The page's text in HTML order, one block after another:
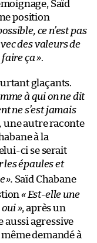
Saïd
position
ce n’est pas
des valeurs de
ça ».
glaçants.
à qui on ne dit
ne s’est jamais
une autre raconte
à la
ci se serait
les épaules et
». Saïd Chabane
« Est-elle une
», après un
aussi agressive
même demandé à